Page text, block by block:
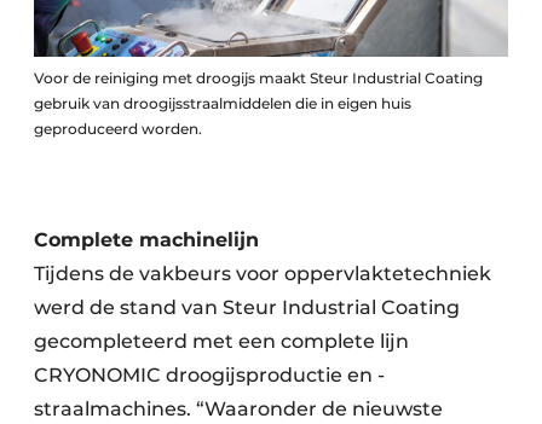
Voor de reiniging met droogijs maakt Steur Industrial Coating
gebruik van droogijsstraalmiddelen die in eigen huis
geproduceerd worden.
Complete machinelijn
Tijdens de vakbeurs voor oppervlaktetechniek
werd de stand van Steur Industrial Coating
gecompleteerd met een complete lijn
CRYONOMIC droogijsproductie en -
straalmachines. “Waaronder de nieuwste